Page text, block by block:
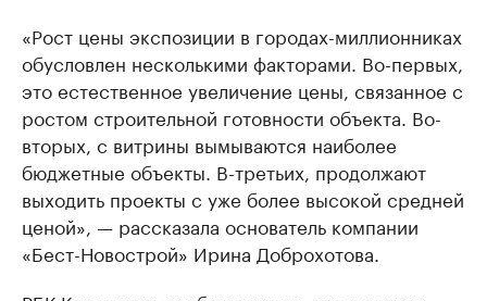
«Рост цены экспозиции в городах-миллионниках
обусловлен несколькими факторами. Во-первых,
это естественное увеличение цены, связанное с
ростом строительной готовности объекта. Во-
вторых, с витрины вымываются наиболее
бюджетные объекты. В-третьих, продолжают
выходить проекты с уже более высокой средней
ценой», — рассказала основатель компании
«Бест-Новострой» Ирина Доброхотова.